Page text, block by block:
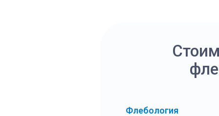
Флебология